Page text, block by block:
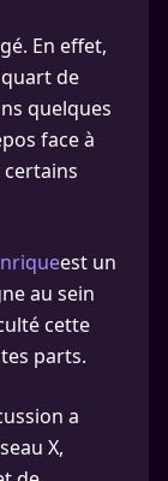
En effet,
de
quelques
face à
certains
est un
au sein
cette
parts.
a
X,